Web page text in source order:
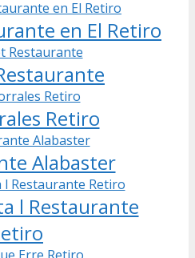
en El Retiro
Retiro
Alabaster
l Restaurante